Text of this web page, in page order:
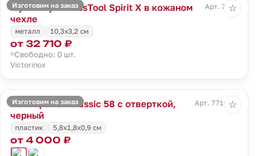
Изготовим на заказ
Мультитул SwissTool Spirit X в кожаном
чехле
Арт. 7708
металл 10,3х3,2 см
от 32 710 ₽
Свободно: 0 шт.
Victorinox
☆
Изготовим на заказ
Нож-брелок Classic 58 с отверткой,
черный
Арт. 7716.30
пластик 5,8x1,8x0,9 см
от 4 000 ₽
☆